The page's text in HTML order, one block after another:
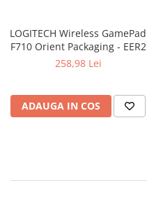
LOGITECH Wireless GamePad
F710 Orient Packaging - EER2
258,98 Lei
ADAUGA IN COS